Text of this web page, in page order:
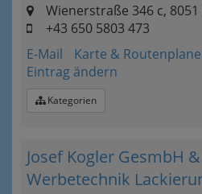
Wienerstraße 346 c, 8051
+43 650 5803 473
E-Mail
Karte &
Eintrag ändern
Kategorien
Josef Kogler GesmbH
Werbetechnik